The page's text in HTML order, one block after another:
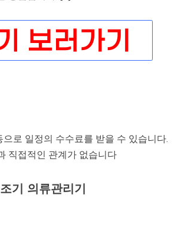
로 일정의 수수료를 받을 수 있습니다.
직접적인 관계가 없습니다
기 의류관리기